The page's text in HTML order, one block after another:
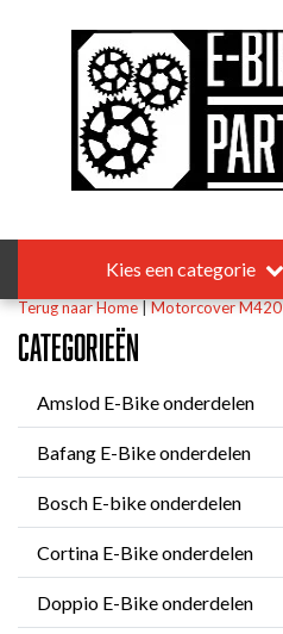
Kies een categorie
Terug naar Home|Motorcover M420
Categorieën
Amslod E-Bike onderdelen
Bafang E-Bike onderdelen
Bosch E-bike onderdelen
Cortina E-Bike onderdelen
Doppio E-Bike onderdelen